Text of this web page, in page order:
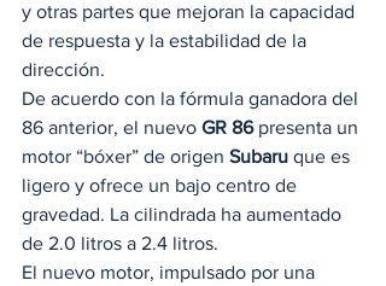
y otras partes que mejoran la capacidad
de respuesta y la estabilidad de la
dirección.
De acuerdo con la fórmula ganadora del
86 anterior, el nuevo GR 86 presenta un
motor “bóxer” de origen Subaru que es
ligero y ofrece un bajo centro de
gravedad. La cilindrada ha aumentado
de 2.0 litros a 2.4 litros.
El nuevo motor, impulsado por una